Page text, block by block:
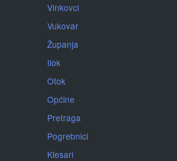
Vinkovci
Vukovar
Županja
Ilok
Otok
Općine
Pretraga
Pogrebnici
Klesari